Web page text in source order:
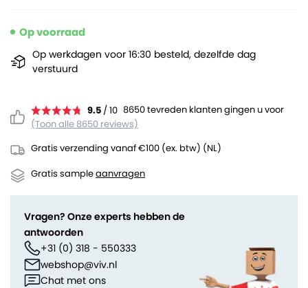
9.5 / 10 8650 tevreden klanten gingen u voor
(Toon alle 8650 reviews)
Gratis verzending vanaf €100 (ex. btw) (NL)
Gratis sampleaanvragen
Op voorraad
Op werkdagen voor 16:30 besteld, dezelfde dag
verstuurd
Vragen? Onze experts hebben de
antwoorden
+31 (0) 318 - 550333
webshop@viv.nl
Chat met ons